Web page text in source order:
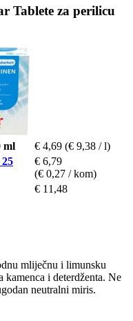
Tablete za perilicu
ml € 4,69 (€ 9,38 / l)
€ 6,79
(€ 0,27 / kom)
€ 11,48
mliječnu i limunsku
kamenca i deterdženta. Ne
neutralni miris.